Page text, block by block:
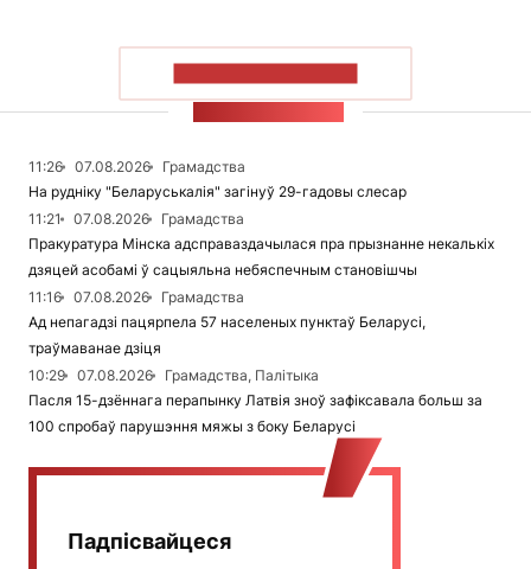
11:26 07.08.2026
Грамадства
На рудніку "Беларуськалія" загінуў 29-гадовы слесар
11:21
07.08.2026
Грамадства
Пракуратура Мінска адсправаздачылася пра прызнанне некалькіх
дзяцей асобамі ў сацыяльна небяспечным становішчы
11:16
07.08.2026
Грамадства
Ад непагадзі пацярпела 57 населеных пунктаў Беларусі,
траўмаванае дзіця
10:29
07.08.2026
Грамадства, Палітыка
Пасля 15-дзённага перапынку Латвія зноў зафіксавала больш за
100 спробаў парушэння мяжы з боку Беларусі
Падпісвайцеся